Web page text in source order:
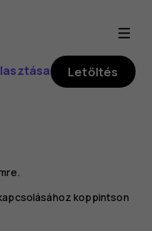
Letöltés
koppintson